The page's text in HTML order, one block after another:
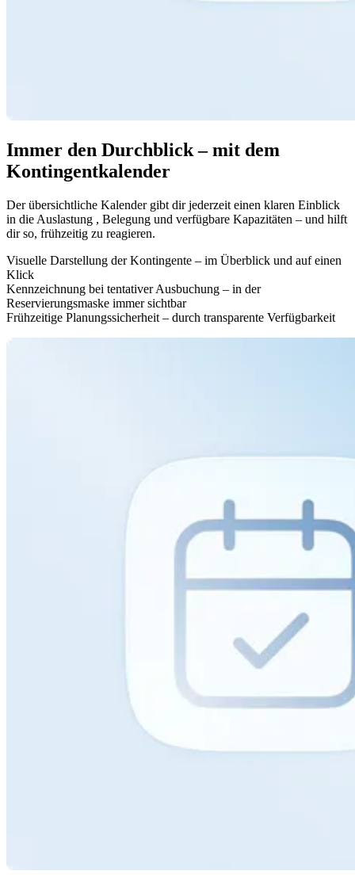
Immer den Durchblick – mit dem
Kontingentkalender
Der übersichtliche Kalender gibt dir jederzeit einen klaren Einblick
in die Auslastung , Belegung und verfügbare Kapazitäten – und hilft
dir so, frühzeitig zu reagieren.
Visuelle Darstellung der Kontingente – im Überblick und auf einen
Klick
Kennzeichnung bei tentativer Ausbuchung – in der
Reservierungsmaske immer sichtbar
Frühzeitige Planungssicherheit – durch transparente Verfügbarkeit